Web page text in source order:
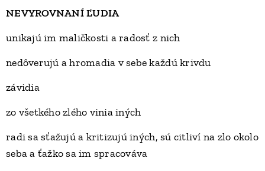
NEVYROVNANÍ ĽUDIA
unikajú im maličkosti a radosť z nich
nedôverujú a hromadia v sebe každú krivdu
závidia
zo všetkého zlého vinia iných
radi sa sťažujú a kritizujú iných, sú citliví na zlo okolo
seba a ťažko sa im spracováva